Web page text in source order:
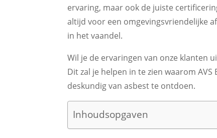
ervaring, maar ook de juiste
altijd voor een omgevingsvriendelijke
in het vaandel.
Wil je de ervaringen van onze klanten
Dit zal je helpen in te zien waarom
deskundig van asbest te ontdoen.
Inhoudsopgaven